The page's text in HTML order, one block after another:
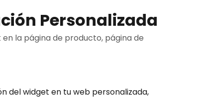
Personalizada
la página de producto, página de
del widget en tu web personalizada,